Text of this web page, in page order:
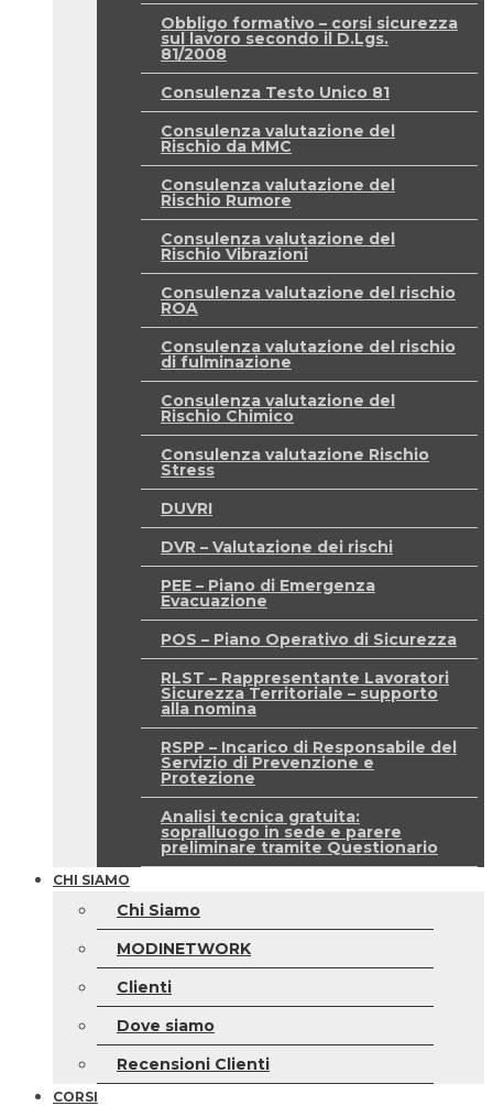
Obbligo formativo – corsi sicurezza
sul lavoro secondo il D.Lgs.
81/2008
Consulenza Testo Unico 81
Consulenza valutazione del
Rischio da MMC
Consulenza valutazione del
Rischio Rumore
Consulenza valutazione del
Rischio Vibrazioni
Consulenza valutazione del rischio
ROA
Consulenza valutazione del rischio
di fulminazione
Consulenza valutazione del
Rischio Chimico
Consulenza valutazione Rischio
Stress
DUVRI
DVR – Valutazione dei rischi
PEE – Piano di Emergenza
Evacuazione
POS – Piano Operativo di Sicurezza
RLST – Rappresentante Lavoratori
Sicurezza Territoriale – supporto
alla nomina
RSPP – Incarico di Responsabile del
Servizio di Prevenzione e
Protezione
Analisi tecnica gratuita:
sopralluogo in sede e parere
preliminare tramite Questionario
CHI SIAMO
Chi Siamo
MODINETWORK
Clienti
Dove siamo
Recensioni Clienti
CORSI